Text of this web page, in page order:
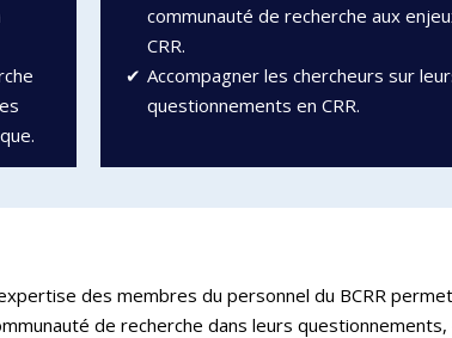
communauté de recherche aux
CRR.
Accompagner les chercheurs sur
questionnements en CRR.
des membres du personnel du BCRR
de recherche dans leurs